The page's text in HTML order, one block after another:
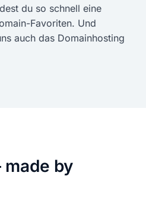
du so schnell eine
Favoriten. Und
auch das Domainhosting
by